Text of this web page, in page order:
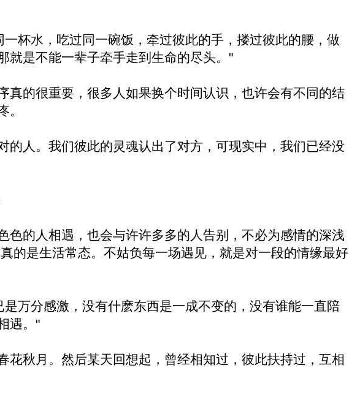
杯水，吃过同一碗饭，牵过彼此的手，搂过彼此的腰，做
就是不能一辈子牵手走到生命的尽头。"
真的很重要，很多人如果换个时间认识，也许会有不同的结
。
的人。我们彼此的灵魂认出了对方，可现实中，我们已经没
色的人相遇，也会与许许多多的人告别，不必为感情的深浅
的是生活常态。不姑负每一场遇见，就是对一段的情缘最好
万分感激，没有什麽东西是一成不变的，没有谁能一直陪
遇。"
花秋月。然后某天回想起，曾经相知过，彼此扶持过，互相